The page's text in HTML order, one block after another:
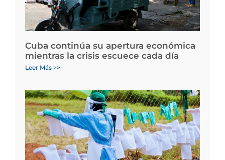
Cuba continúa su apertura económica
mientras la crisis escuece cada día
Leer Más >>